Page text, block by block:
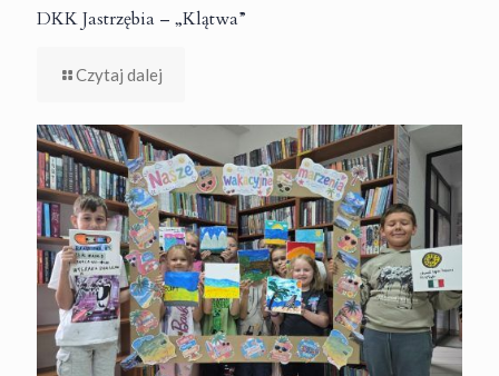
DKK Jastrzębia – „Klątwa”
Czytaj dalej